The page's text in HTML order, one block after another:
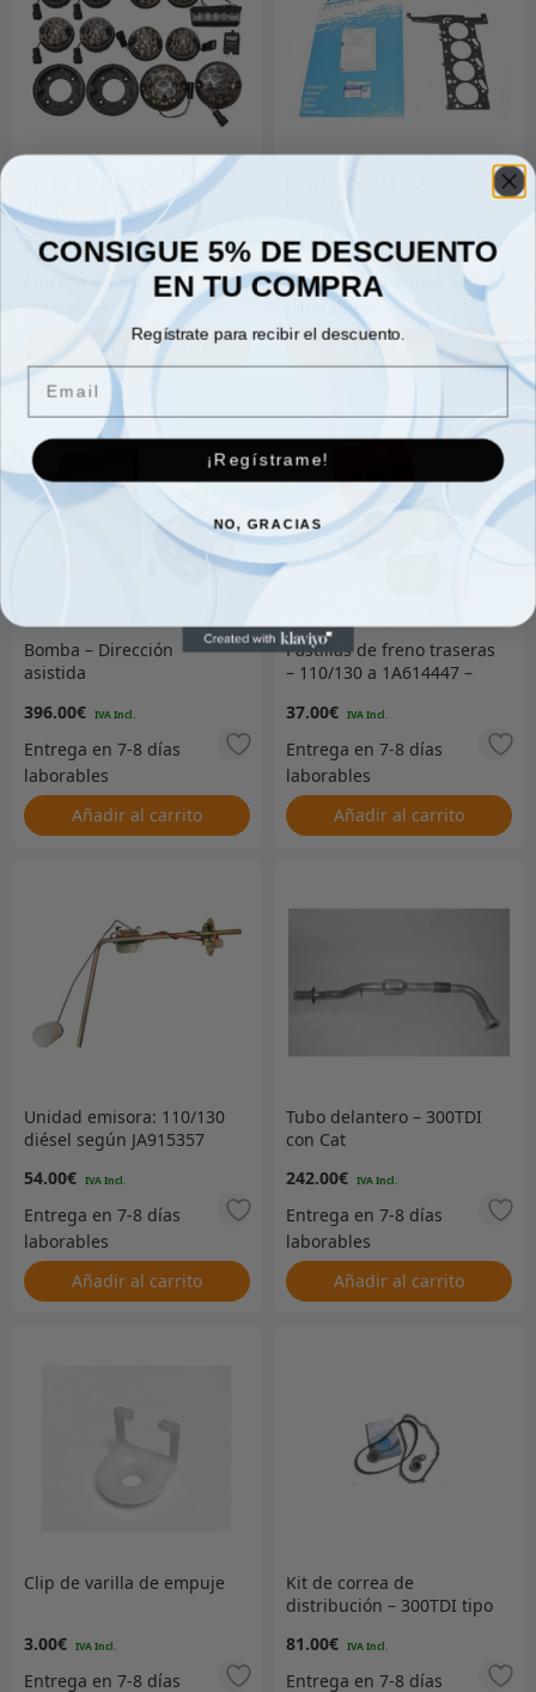
ahumadas de lujo
378.00€
Añadir al carrito
DIENTES
74.00€
Añadir al carrito
Bomba – Dirección
asistida
396.00€
Añadir al carrito
Pastillas de freno traseras
– 110/130 a 1A614447 –
37.00€
Añadir al carrito
Unidad emisora: 110/130
diésel según JA915357
54.00€
Añadir al carrito
Tubo delantero – 300TDI
con Cat
242.00€
Añadir al carrito
Clip de varilla de empuje
3.00€
Kit de correa de
distribución – 300TDI tipo
81.00€
CONSIGUE 5% DE DESCUENTO
EN TU COMPRA
Regístrate para recibir el descuento.
Email
¡Regístrame!
NO, GRACIAS